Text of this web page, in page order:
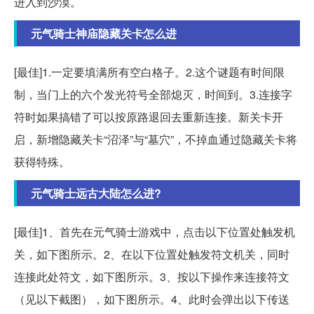
元气骑士神庙隐藏关卡怎么进
[最佳]1.一定要填满所有空白格子。2.这个谜题有时间限
制，当门上的六个发光符号全部熄灭，时间到。3.连接字
符时如果搞错了可以按原路退回去重新连接。新关卡开
启，新增隐藏关卡“沼泽”与“墓穴”，不掉血通过隐藏关卡将
获得特殊。
元气骑士远古大陆怎么进?
[最佳]1、首先在元气骑士游戏中，点击以下位置处触发机
关，如下图所示。2、在以下位置处触发符文机关，同时
连接此处符文，如下图所示。3、按以下操作来连接符文
（见以下截图），如下图所示。4、此时会弹出以下传送